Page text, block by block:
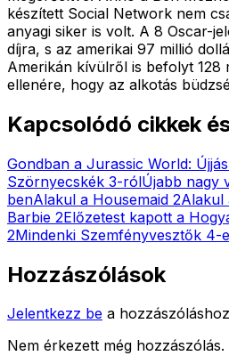
készített Social Network nem
anyagi siker is volt. A 8 Oscar-
díjra, s az amerikai 97 millió
Amerikán kívülről is befolyt 128
ellenére, hogy az alkotás
Kapcsolódó cikkek
Gondban a Jurassic World:
Szörnyecskék 3-rólÚjabb nagy
benAlakul a Housemaid 2Alakul
Barbie 2Előzetest kapott a
2Mindenki Szemfényvesztők 4-
Hozzászólások
Jelentkezz be a
Nem érkezett még